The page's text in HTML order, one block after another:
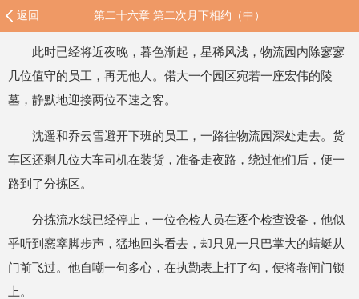
返回 第二十六章 第二次月下相约（中）
此时已经将近夜晚，暮色渐起，星稀风浅，物流园内除寥寥
几位值守的员工，再无他人。偌大一个园区宛若一座宏伟的陵
墓，静默地迎接两位不速之客。
沈遥和乔云雪避开下班的员工，一路往物流园深处走去。货
车区还剩几位大车司机在装货，准备走夜路，绕过他们后，便一
路到了分拣区。
分拣流水线已经停止，一位仓检人员在逐个检查设备，他似
乎听到窸窣脚步声，猛地回头看去，却只见一只巴掌大的蜻蜓从
门前飞过。他自嘲一句多心，在执勤表上打了勾，便将卷闸门锁
上。